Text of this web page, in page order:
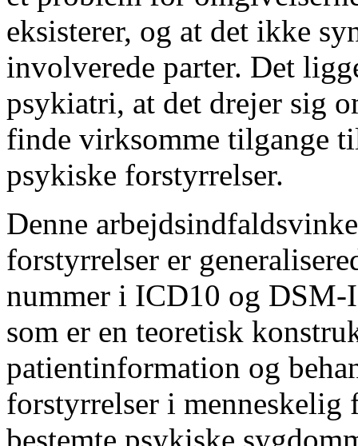
eksisterer, og at det ikke
involverede parter. Det
psykiatri, at det drejer sig
finde virksomme tilgange
psykiske forstyrrelser.
Denne
forstyrrelser er
nummer i ICD10 og
som er en teoretisk
patientinformation og
forstyrrelser i
bestemte psykiske